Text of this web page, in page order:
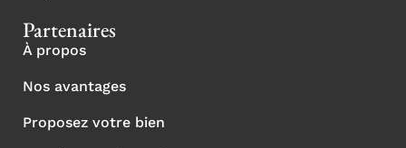
Partenaires
À propos
Nos avantages
Proposez votre bien